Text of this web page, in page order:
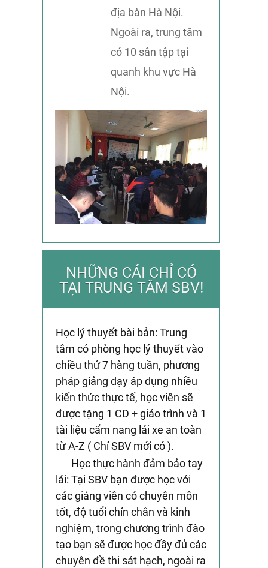
địa bàn Hà Nội.
Ngoài ra, trung tâm
có 10 sân tập tại
quanh khu vực Hà
Nội.
NHỮNG CÁI CHỈ CÓ
TẠI TRUNG TÂM SBV!
Học lý thuyết bài bản: Trung
tâm có phòng học lý thuyết vào
chiều thứ 7 hàng tuần, phương
pháp giảng dạy áp dụng nhiều
kiến thức thực tế, học viên sẽ
được tặng 1 CD + giáo trình và 1
tài liệu cẩm nang lái xe an toàn
từ A-Z ( Chỉ SBV mới có ).
Học thực hành đảm bảo tay
lái: Tại SBV bạn được học với
các giảng viên có chuyên môn
tốt, độ tuổi chín chắn và kinh
nghiệm, trong chương trình đào
tạo bạn sẽ được học đầy đủ các
chuyên đề thi sát hạch, ngoài ra